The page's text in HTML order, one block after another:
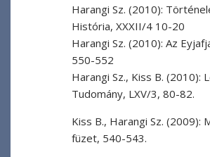
Harangi Sz. (2010):
História, XXXII/4 10-20
Harangi Sz. (2010): Az
550-552
Harangi Sz., Kiss B.
Tudomány, LXV/3, 80-82.
Kiss B., Harangi Sz.
füzet, 540-543.